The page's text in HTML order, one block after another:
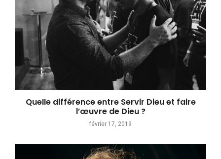
Quelle différence entre Servir Dieu et faire
l’œuvre de Dieu ?
février 17, 2019